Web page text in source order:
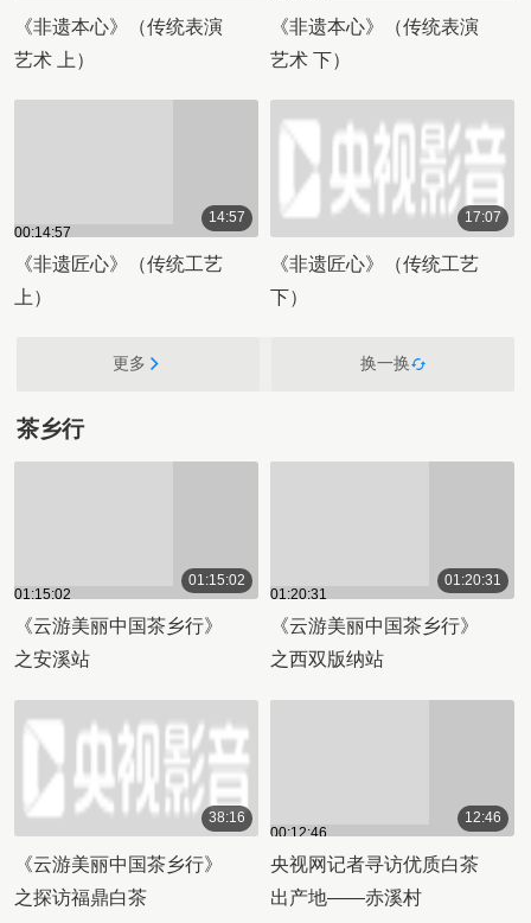
《非遗本心》（传统表演
艺术 上）
《非遗本心》（传统表演
艺术 下）
00:14:57
14:57
《非遗匠心》（传统工艺
上）
17:07
《非遗匠心》（传统工艺
下）
更多 换一换
茶乡行
01:15:02
01:15:02
《云游美丽中国茶乡行》
之安溪站
01:20:31
01:20:31
《云游美丽中国茶乡行》
之西双版纳站
38:16
《云游美丽中国茶乡行》
之探访福鼎白茶
00:12:46
12:46
央视网记者寻访优质白茶
出产地——赤溪村